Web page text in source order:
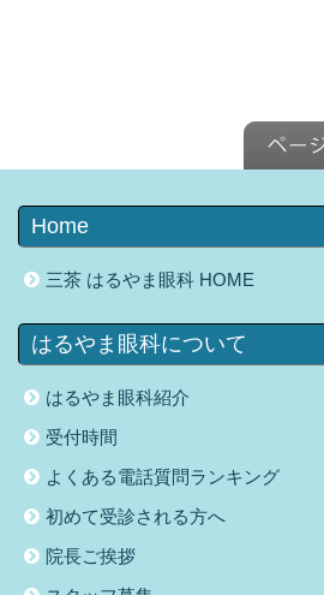
Home
三茶 はるやま眼科 HOME
はるやま眼科について
はるやま眼科紹介
受付時間
よくある電話質問ランキング
初めて受診される方へ
院長ご挨拶